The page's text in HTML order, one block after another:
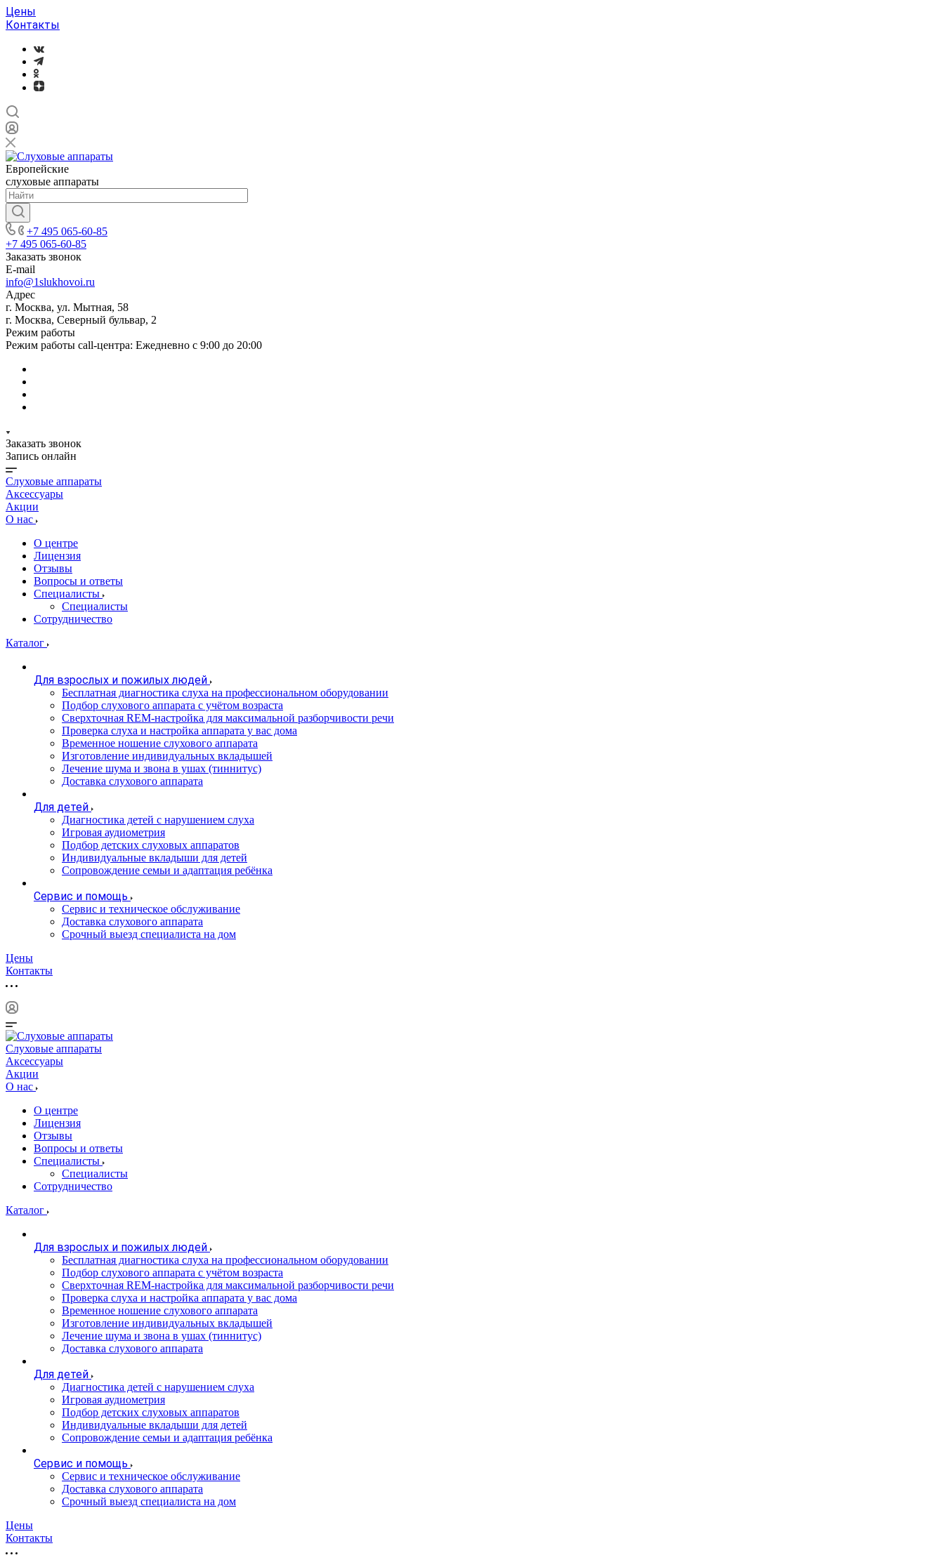
Цены
Контакты
Европейские
слуховые аппараты
+7 495 065-60-85
+7 495 065-60-85
Заказать звонок
E-mail
info@1slukhovoi.ru
Адрес
г. Москва, ул. Мытная, 58
г. Москва, Северный бульвар, 2
Режим работы
Режим работы call-центра: Ежедневно с 9:00 до 20:00
Заказать звонок
Запись онлайн
Слуховые аппараты
Аксессуары
Акции
О нас
О центре
Лицензия
Отзывы
Вопросы и ответы
Специалисты
Специалисты
Сотрудничество
Каталог
Для взрослых и пожилых людей
Бесплатная диагностика слуха на профессиональном оборудовании
Подбор слухового аппарата с учётом возраста
Сверхточная REM-настройка для максимальной разборчивости речи
Проверка слуха и настройка аппарата у вас дома
Временное ношение слухового аппарата
Изготовление индивидуальных вкладышей
Лечение шума и звона в ушах (тиннитус)
Доставка слухового аппарата
Для детей
Диагностика детей с нарушением слуха
Игровая аудиометрия
Подбор детских слуховых аппаратов
Индивидуальные вкладыши для детей
Сопровождение семьи и адаптация ребёнка
Сервис и помощь
Сервис и техническое обслуживание
Доставка слухового аппарата
Срочный выезд специалиста на дом
Цены
Контакты
Слуховые аппараты
Аксессуары
Акции
О нас
О центре
Лицензия
Отзывы
Вопросы и ответы
Специалисты
Специалисты
Сотрудничество
Каталог
Для взрослых и пожилых людей
Бесплатная диагностика слуха на профессиональном оборудовании
Подбор слухового аппарата с учётом возраста
Сверхточная REM-настройка для максимальной разборчивости речи
Проверка слуха и настройка аппарата у вас дома
Временное ношение слухового аппарата
Изготовление индивидуальных вкладышей
Лечение шума и звона в ушах (тиннитус)
Доставка слухового аппарата
Для детей
Диагностика детей с нарушением слуха
Игровая аудиометрия
Подбор детских слуховых аппаратов
Индивидуальные вкладыши для детей
Сопровождение семьи и адаптация ребёнка
Сервис и помощь
Сервис и техническое обслуживание
Доставка слухового аппарата
Срочный выезд специалиста на дом
Цены
Контакты